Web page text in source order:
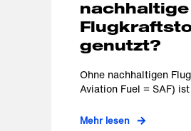
nachhaltige
genutzt?
Ohne nachhaltigen
Aviation Fuel = SAF)
Mehr lesen